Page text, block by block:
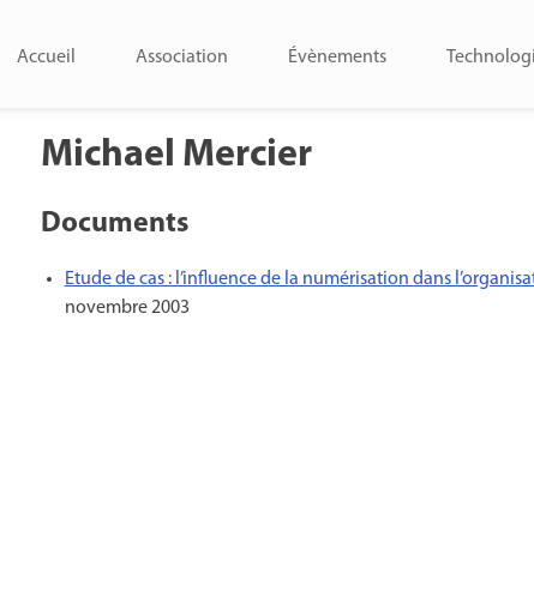
Accueil Association Évènements
Michael Mercier
Documents
Etude de cas : l’influence de la numérisation dans
novembre 2003